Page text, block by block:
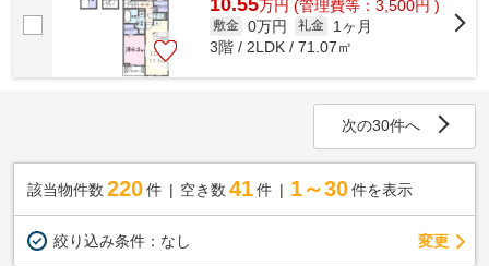
万円 (管理費等：3,500円 )
敷金 0万円 礼金
1ヶ月
3階 / 2LDK / 71.07㎡
次の30件へ
該当物件数 220件 空き数 41 件 1～30 件を表示
絞り込み条件： なし 変更